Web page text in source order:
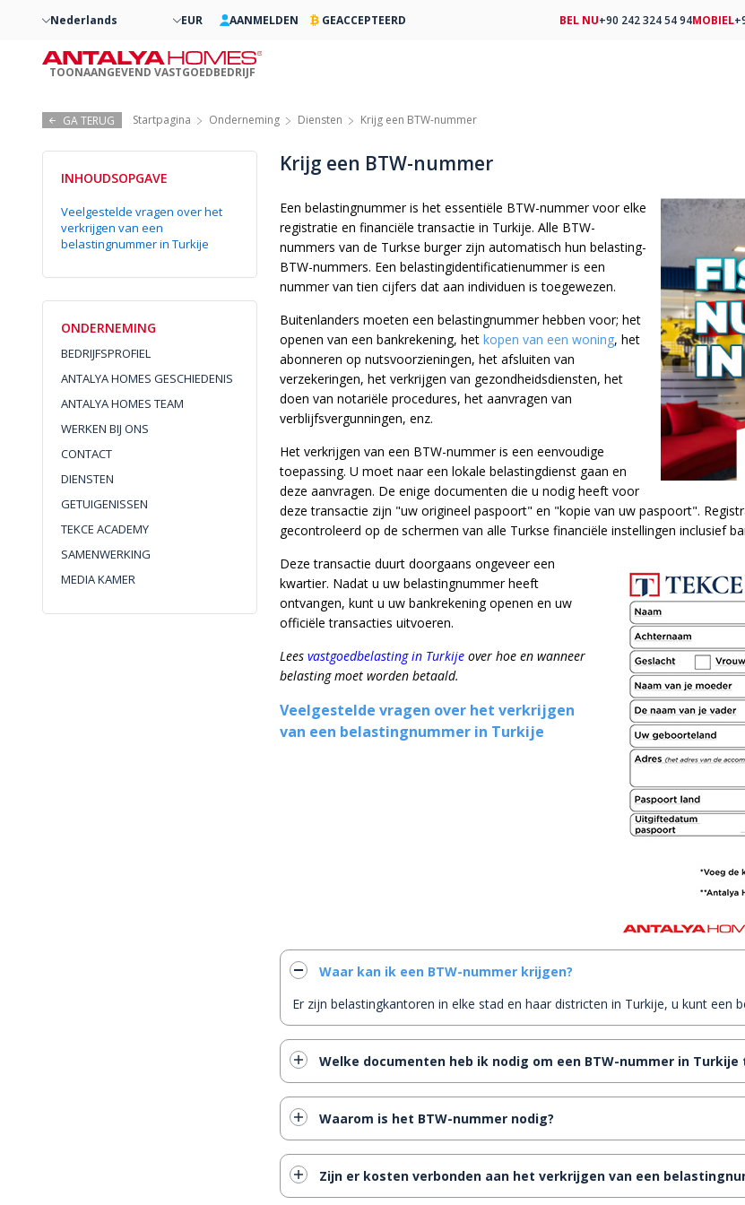
GA TERUG Startpagina Onderneming Diensten Krijg een BTW-nummer
INHOUDSOPGAVE
Veelgestelde vragen over het
verkrijgen van een
belastingnummer in Turkije
ONDERNEMING
BEDRIJFSPROFIEL
ANTALYA HOMES GESCHIEDENIS
ANTALYA HOMES TEAM
WERKEN BIJ ONS
CONTACT
DIENSTEN
GETUIGENISSEN
TEKCE ACADEMY
SAMENWERKING
MEDIA KAMER
Krijg een BTW-nummer
Een belastingnummer is het essentiële BTW-nummer voor elke
registratie en financiële transactie in Turkije. Alle BTW-
nummers van de Turkse burger zijn automatisch hun belasting-
BTW-nummers. Een belastingidentificatienummer is een
nummer van tien cijfers dat aan individuen is toegewezen.
Buitenlanders moeten een belastingnummer hebben voor; het
openen van een bankrekening, het kopen van een woning, het
abonneren op nutsvoorzieningen, het afsluiten van
verzekeringen, het verkrijgen van gezondheidsdiensten, het
doen van notariële procedures, het aanvragen van
verblijfsvergunningen, enz.
Het verkrijgen van een BTW-nummer is een eenvoudige
toepassing. U moet naar een lokale belastingdienst gaan en
deze aanvragen. De enige documenten die u nodig heeft voor
deze transactie zijn "uw origineel paspoort" en "kopie van uw paspoort".
gecontroleerd op de schermen van alle Turkse financiële instellingen inclusief
Deze transactie duurt doorgaans ongeveer een
kwartier. Nadat u uw belastingnummer heeft
ontvangen, kunt u uw bankrekening openen en uw
officiële transacties uitvoeren.
Lees vastgoedbelasting in Turkije over hoe en wanneer
belasting moet worden betaald.
Veelgestelde vragen over het verkrijgen
van een belastingnummer in Turkije
Waar kan ik een BTW-nummer krijgen?
Er zijn belastingkantoren in elke stad en haar districten in Turkije, u kunt een
Welke documenten heb ik nodig om een ​​BTW-nummer in Turkije
Waarom is het BTW-nummer nodig?
Zijn er kosten verbonden aan het verkrijgen van een
Nederlands EUR AANMELDEN GEACCEPTEERD
TOONAANGEVEND VASTGOEDBEDRIJF
BEL NU+90 242 324 54 94MOBIEL